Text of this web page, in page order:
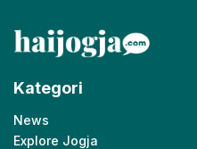
Kategori
News
Explore Jogja